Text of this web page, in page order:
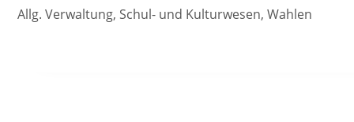
Allg. Verwaltung, Schul- und Kulturwesen, Wahlen